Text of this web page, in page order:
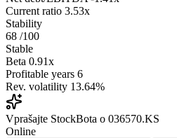
Current ratio 3.53x
Stability
68 /100
Stable
Beta 0.91x
Profitable years 6
Rev. volatility 13.64%
Vprašajte StockBota o 036570.KS
Online